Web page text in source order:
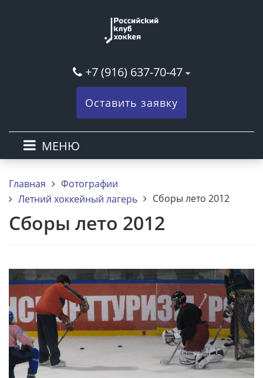
+7 (916) 637-70-47
Оставить заявку
МЕНЮ
Главная
Фотографии
Летний хоккейный лагерь
Сборы лето 2012
Сборы лето 2012